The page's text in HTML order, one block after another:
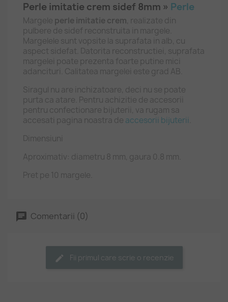
Perle imitatie crem sidef 8mm » Perle
Margele perle imitatie crem, realizate din
pulbere de sidef reconstruita in margele.
Margelele sunt vopsite la suprafata in alb, cu
aspect sidefat. Datorita reconstructiei, suprafata
margelei poate prezenta foarte putine mici
adancituri. Calitatea margelei este grad AB.
Siragul nu are inchizatoare, deci nu se poate
purta ca atare. Pentru achizitie de accesorii
pentru confectionare bijuterii, va rugam sa
accesati pagina noastra de accesorii bijuterii
Dimensiuni
Aproximativ: diametru 8 mm, gaura 0.8 mm.
Pret pe 10 margele.
Comentarii (0)
Fii primul care scrie o recenzie